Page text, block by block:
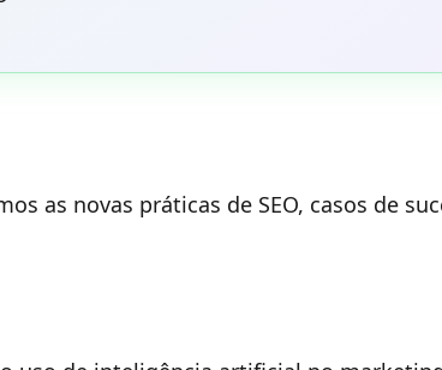
as novas práticas de SEO, casos de